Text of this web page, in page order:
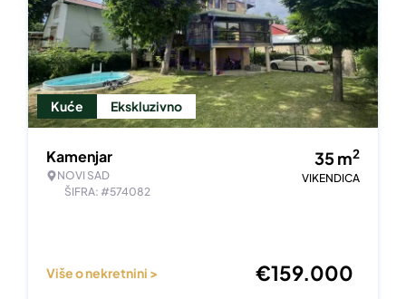
Kuće Ekskluzivno
Kamenjar
NOVI SAD
ŠIFRA: #574082
35m2
VIKENDICA
Više o nekretnini > €159.000